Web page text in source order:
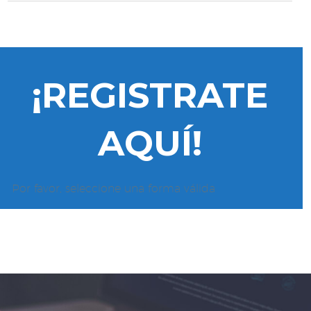
¡REGISTRATE
AQUÍ!
Por favor, seleccione una forma válida